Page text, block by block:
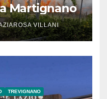
Martignano
VILLANI
TREVIGNANO